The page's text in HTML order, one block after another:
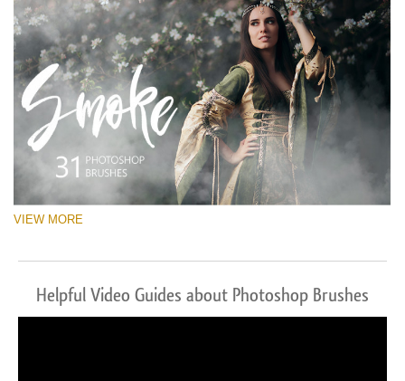
(31 Ps Brushes)
Ingyenes letöltés
VIEW MORE
Helpful Video Guides about Photoshop Brushes